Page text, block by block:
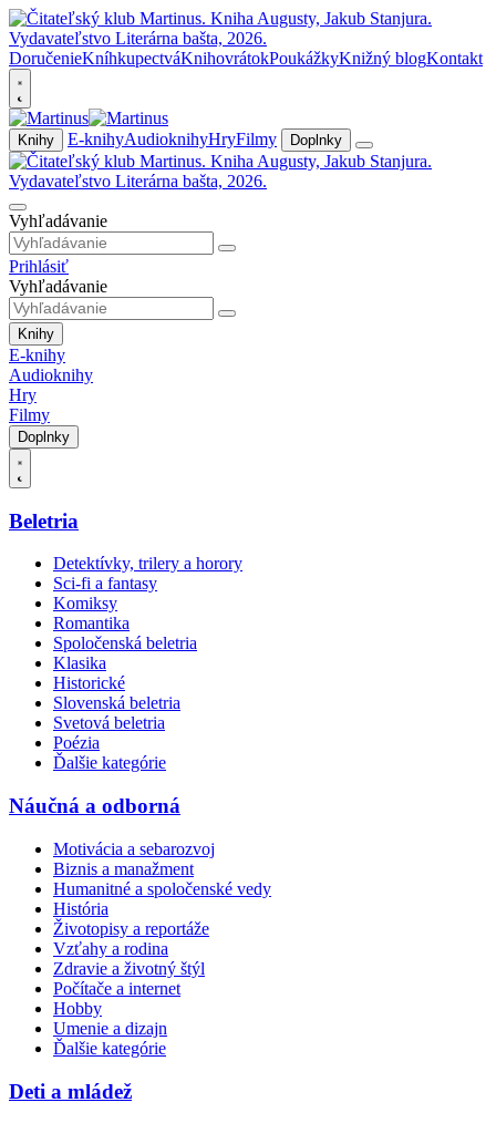
DoručenieKníhkupectváKnihovrátokPoukážkyKnižný blogKontakt
Knihy E-knihyAudioknihyHryFilmy Doplnky
Vyhľadávanie
Prihlásiť
Vyhľadávanie
Knihy
E-knihy
Audioknihy
Hry
Filmy
Doplnky
Beletria
Detektívky, trilery a horory
Sci-fi a fantasy
Komiksy
Romantika
Spoločenská beletria
Klasika
Historické
Slovenská beletria
Svetová beletria
Poézia
Ďalšie kategórie
Náučná a odborná
Motivácia a sebarozvoj
Biznis a manažment
Humanitné a spoločenské vedy
História
Životopisy a reportáže
Vzťahy a rodina
Zdravie a životný štýl
Počítače a internet
Hobby
Umenie a dizajn
Ďalšie kategórie
Deti a mládež